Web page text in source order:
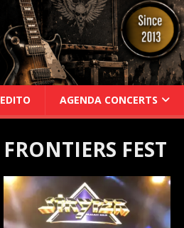
EDITO AGENDA CONCERTS
FRONTIERS FEST